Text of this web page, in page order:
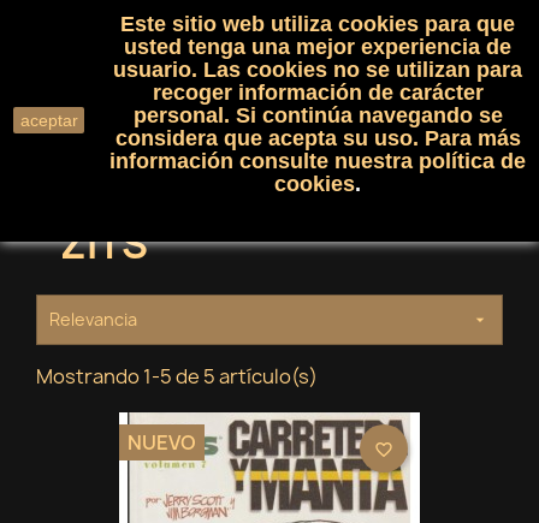
shopping_cart(0)

search
ZITS
Relevancia 
Mostrando 1-5 de 5 artículo(s)
NUEVO favorite_border
aceptar
Este sitio web utiliza cookies para que
usted tenga una mejor experiencia de
usuario. Las cookies no se utilizan para
recoger información de carácter
personal. Si continúa navegando se
considera que acepta su uso. Para más
información consulte nuestra política de
cookies.